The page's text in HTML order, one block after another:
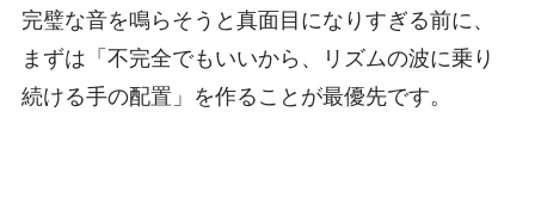
完璧な音を鳴らそうと真面目になりすぎる前に、
まずは「不完全でもいいから、リズムの波に乗り
続ける手の配置」を作ることが最優先です。